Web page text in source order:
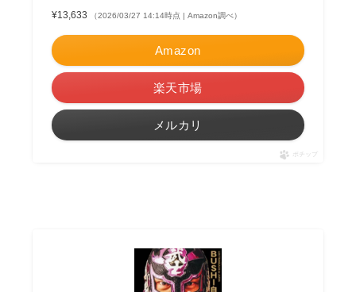
¥13,633 （2026/03/27 14:14時点 | Amazon調べ）
Amazon
楽天市場
メルカリ
ポチップ